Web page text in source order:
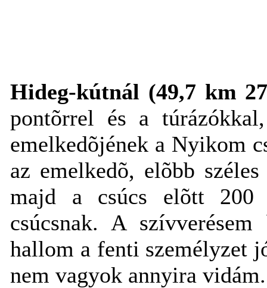
Hideg-kútnál (49,7 km
pontõrrel és a
emelkedõjének a Nyikom
az emelkedõ, elõbb
majd a csúcs elõtt 200
csúcsnak. A
hallom a fenti személyzet
nem vagyok annyira vidám.